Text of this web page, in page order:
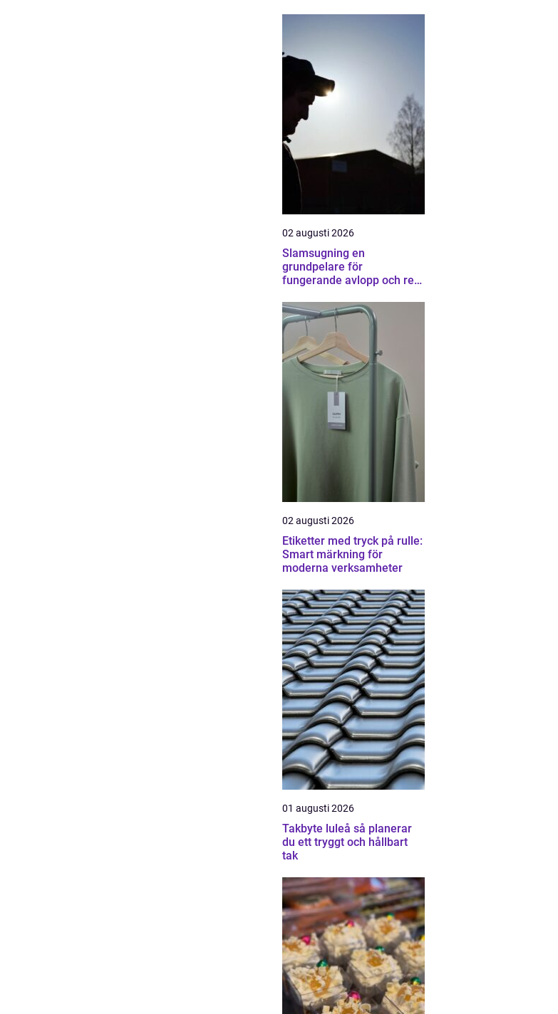
02 augusti 2026
Slamsugning en
grundpelare för
fungerande avlopp och ren
02 augusti 2026
Etiketter med tryck på rulle:
Smart märkning för
moderna verksamheter
01 augusti 2026
Takbyte luleå så planerar
du ett tryggt och hållbart
tak